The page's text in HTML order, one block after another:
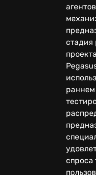
стадия
раннем
спроса